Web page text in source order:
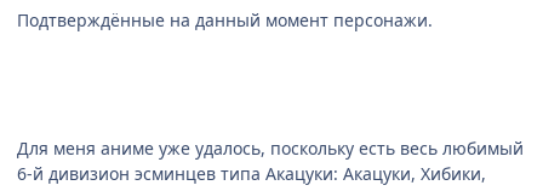
Подтверждённые на данный момент персонажи.
Для меня аниме уже удалось, поскольку есть весь любимый
6-й дивизион эсминцев типа Акацуки: Акацуки, Хибики,